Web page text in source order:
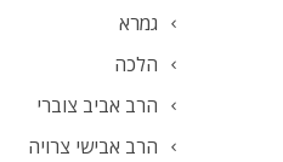
גמרא
הלכה
הרב אביב צוברי
הרב אבישי צרויה